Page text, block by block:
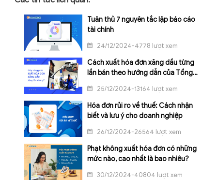
Tuân thủ 7 nguyên tắc lập báo cáo
tài chính
24/12/2024-4778 lượt xem
Cách xuất hóa đơn xăng dầu từng
lần bán theo hướng dẫn của Tổng
25/12/2024-13164 lượt xem
Hóa đơn rủi ro về thuế: Cách nhận
biết và lưu ý cho doanh nghiệp
26/12/2024-26564 lượt xem
Phạt không xuất hóa đơn có những
mức nào, cao nhất là bao nhiêu?
30/12/2024-40804 lượt xem